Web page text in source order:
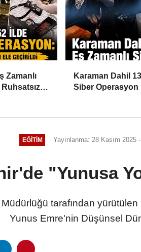
Zamanlı
Karaman Dahil
Siber Operasyon
EĞITIM Yayınlanma: 28 Kasım 2025
"Yunusa
tarafından
Yunus Emre'nin Düşünsel